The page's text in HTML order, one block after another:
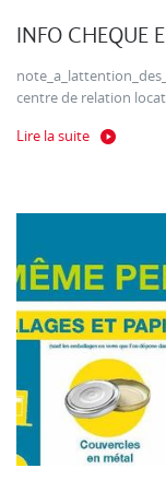
INFO CHEQUE
centre de relation
Lire la suite